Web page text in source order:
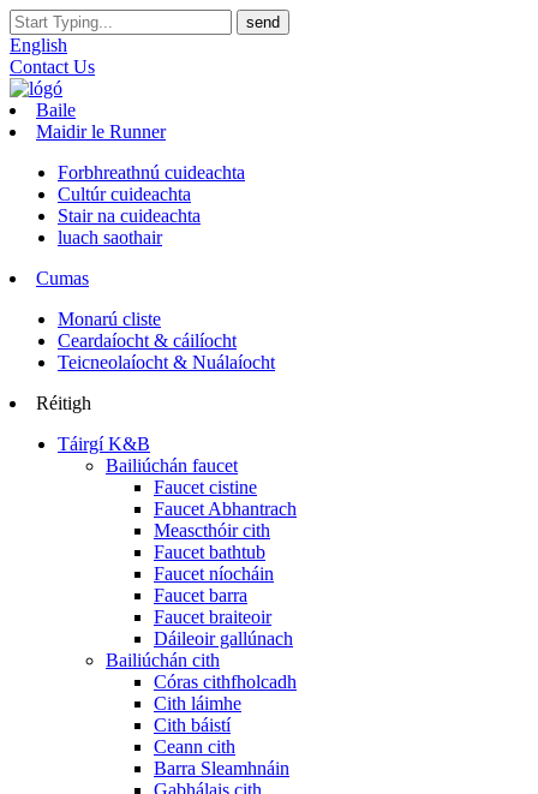
English
Contact Us
Baile
Maidir le Runner
Forbhreathnú cuideachta
Cultúr cuideachta
Stair na cuideachta
luach saothair
Cumas
Monarú cliste
Ceardaíocht & cáilíocht
Teicneolaíocht & Nuálaíocht
Réitigh
Táirgí K&B
Bailiúchán faucet
Faucet cistine
Faucet Abhantrach
Meascthóir cith
Faucet bathtub
Faucet níocháin
Faucet barra
Faucet braiteoir
Dáileoir gallúnach
Bailiúchán cith
Córas cithfholcadh
Cith láimhe
Cith báistí
Ceann cith
Barra Sleamhnáin
Gabhálais cith